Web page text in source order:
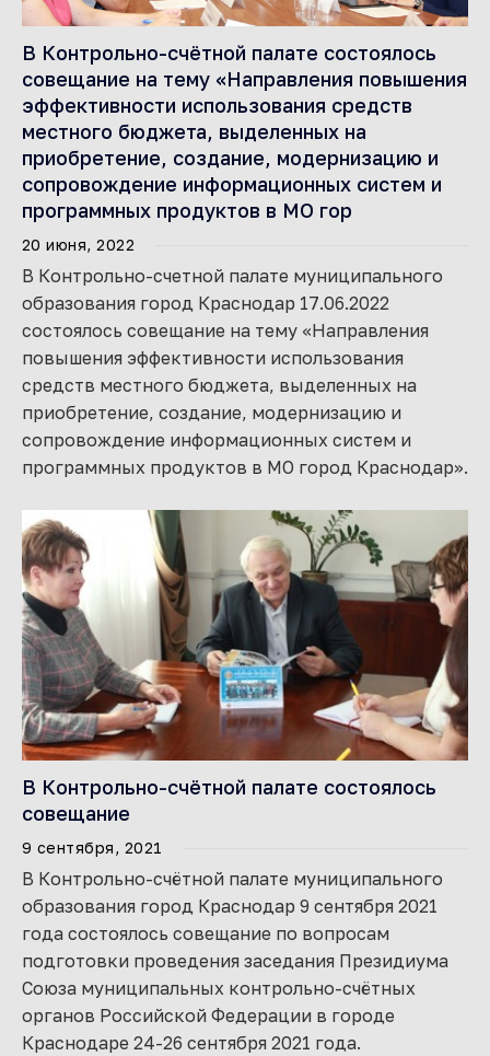
В Контрольно-счётной палате состоялось
совещание на тему «Направления повышения
эффективности использования средств
местного бюджета, выделенных на
приобретение, создание, модернизацию и
сопровождение информационных систем и
программных продуктов в МО гор
20 июня, 2022
В Контрольно-счетной палате муниципального
образования город Краснодар 17.06.2022
состоялось совещание на тему «Направления
повышения эффективности использования
средств местного бюджета, выделенных на
приобретение, создание, модернизацию и
сопровождение информационных систем и
программных продуктов в МО город Краснодар».
В Контрольно-счётной палате состоялось
совещание
9 сентября, 2021
В Контрольно-счётной палате муниципального
образования город Краснодар 9 сентября 2021
года состоялось совещание по вопросам
подготовки проведения заседания Президиума
Союза муниципальных контрольно-счётных
органов Российской Федерации в городе
Краснодаре 24-26 сентября 2021 года.